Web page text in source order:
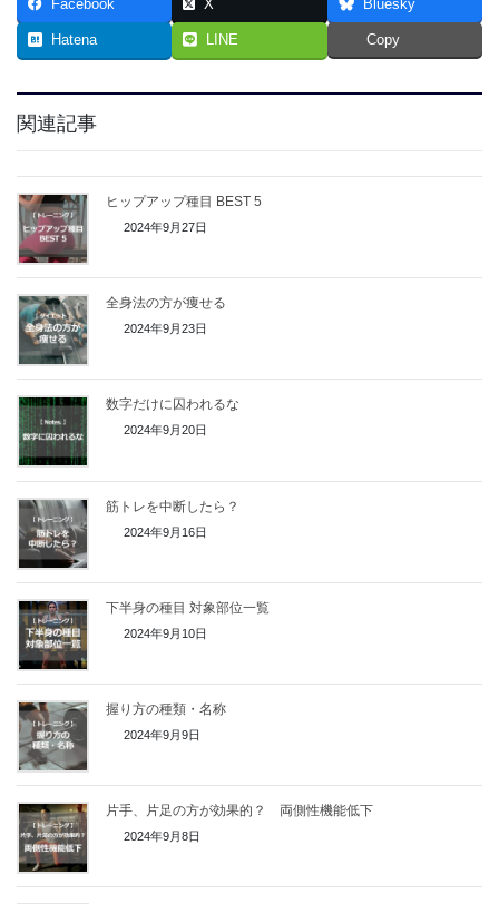
Facebook X Bluesky
Hatena LINE Copy
関連記事
ヒップアップ種目 BEST 5
2024年9月27日
全身法の方が痩せる
2024年9月23日
数字だけに囚われるな
2024年9月20日
筋トレを中断したら？
2024年9月16日
下半身の種目 対象部位一覧
2024年9月10日
握り方の種類・名称
2024年9月9日
片手、片足の方が効果的？ 両側性機能低下
2024年9月8日